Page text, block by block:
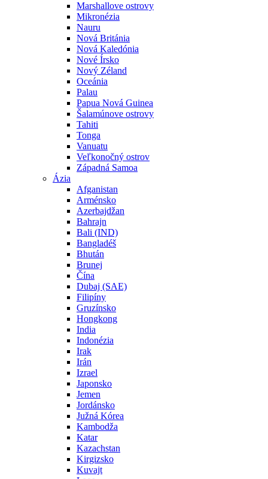
Marshallove ostrovy
Mikronézia
Nauru
Nová Británia
Nová Kaledónia
Nové Írsko
Nový Zéland
Oceánia
Palau
Papua Nová Guinea
Šalamúnove ostrovy
Tahiti
Tonga
Vanuatu
Veľkonočný ostrov
Západná Samoa
Ázia
Afganistan
Arménsko
Azerbajdžan
Bahrajn
Bali (IND)
Bangladéš
Bhután
Brunej
Čína
Dubaj (SAE)
Filipíny
Gruzínsko
Hongkong
India
Indonézia
Irak
Irán
Izrael
Japonsko
Jemen
Jordánsko
Južná Kórea
Kambodža
Katar
Kazachstan
Kirgizsko
Kuvajt